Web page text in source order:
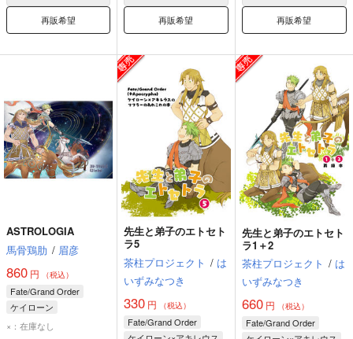
再販希望 再販希望 再販希望
ASTROLOGIA
馬骨鶏肋 / 眉彦
860 円 （税込）
Fate/Grand Order
ケイローン
アキレウス
×：在庫なし
先生と弟子のエトセト
ラ5
茶柱プロジェクト / は
いずみなつき
330 円 （税込）
Fate/Grand Order
先生と弟子のエトセト
ラ1＋2
茶柱プロジェクト / は
いずみなつき
660円 （税込）
Fate/Grand Order